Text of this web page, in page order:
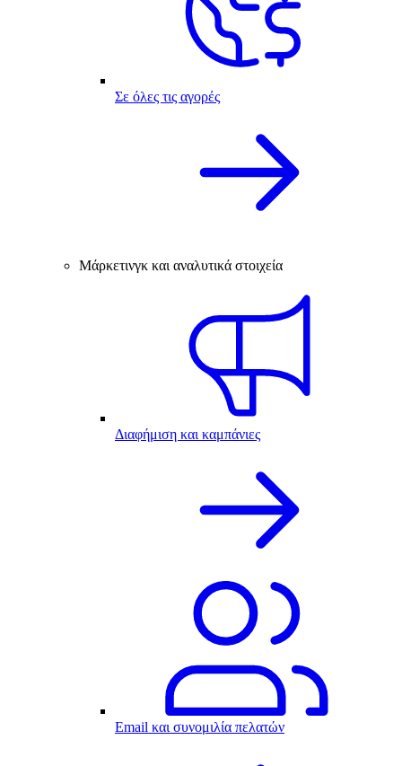
Σε όλες τις αγορές
Μάρκετινγκ και αναλυτικά στοιχεία
Διαφήμιση και καμπάνιες
Email και συνομιλία πελατών